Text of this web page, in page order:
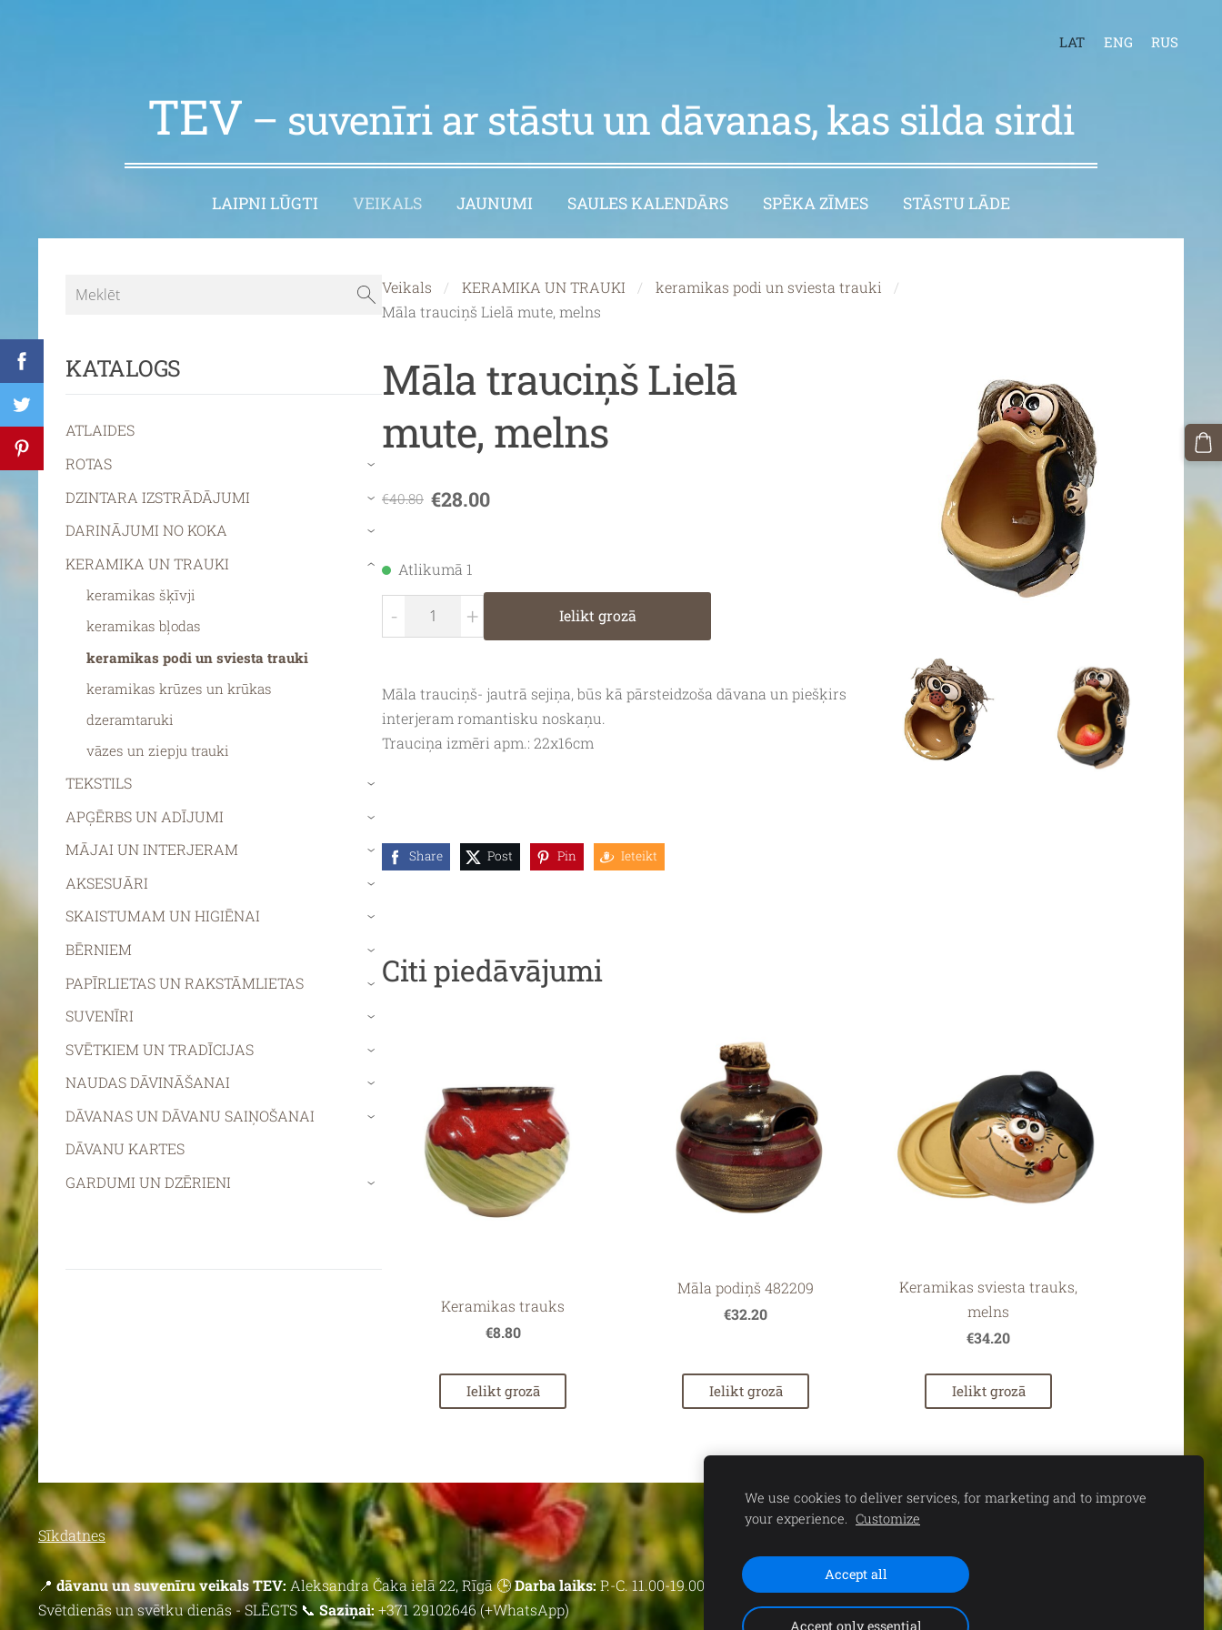
LAT ENG RUS
TEV – suvenīri ar stāstu un dāvanas, kas silda sirdi
LAIPNI LŪGTI VEIKALS JAUNUMI SAULES KALENDĀRS SPĒKA ZĪMES STĀSTU LĀDE
KATALOGS
ATLAIDES
ROTAS
›
DZINTARA IZSTRĀDĀJUMI ›
DARINĀJUMI NO KOKA ›
KERAMIKA UN TRAUKI
keramikas šķīvji
keramikas bļodas
keramikas podi un sviesta trauki
keramikas krūzes un krūkas
dzeramtaruki
vāzes un ziepju trauki
›
TEKSTILS ›
APĢĒRBS UN ADĪJUMI ›
MĀJAI UN INTERJERAM ›
AKSESUĀRI ›
SKAISTUMAM UN HIGIĒNAI ›
BĒRNIEM ›
PAPĪRLIETAS UN RAKSTĀMLIETAS ›
SUVENĪRI ›
SVĒTKIEM UN TRADĪCIJAS ›
NAUDAS DĀVINĀŠANAI ›
DĀVANAS UN DĀVANU SAIŅOŠANAI ›
DĀVANU KARTES
GARDUMI UN DZĒRIENI
›
Veikals KERAMIKA UN TRAUKI
keramikas podi un sviesta trauki
Māla trauciņš Lielā mute, melns
Māla trauciņš Lielā
mute, melns
€40.80 €28.00
Atlikumā 1
- + Ielikt grozā
Māla trauciņš- jautrā sejiņa, būs kā pārsteidzoša dāvana un piešķirs
interjeram romantisku noskaņu.
Trauciņa izmēri apm.: 22x16cm
Share Post Pin Ieteikt
Citi piedāvājumi
Keramikas trauks
€8.80
Ielikt grozā
Māla podiņš 482209
€32.20
Ielikt grozā
Keramikas sviesta trauks,
melns
€34.20
Ielikt grozā
Sīkdatnes
📍 dāvanu un suvenīru veikals TEV: Aleksandra Čaka ielā 22, Rīgā 🕒Darba laiks:P.-C. 11.00-19.00 | P. 11.00-18.00 | S. 11.00-15.00 |
Svētdienās un svētku dienās - SLĒGTS 📞Saziņai:+371 29102646 (+WhatsApp)
We use cookies to deliver services, for marketing and to improve
your experience. Customize
Accept all
Accept only essential